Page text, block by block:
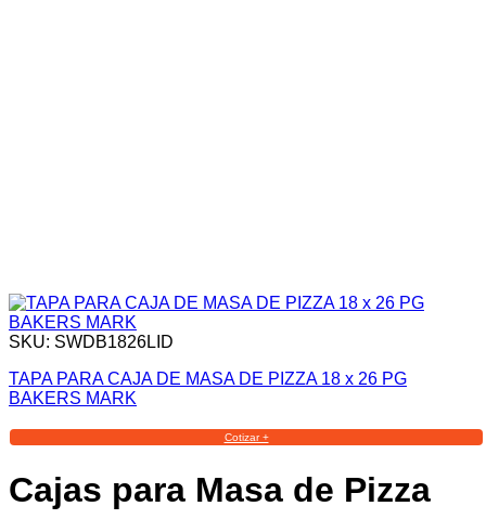
SKU: SWDB1826LID
TAPA PARA CAJA DE MASA DE PIZZA 18 x 26 PG
BAKERS MARK
Cotizar +
Cajas para Masa de Pizza